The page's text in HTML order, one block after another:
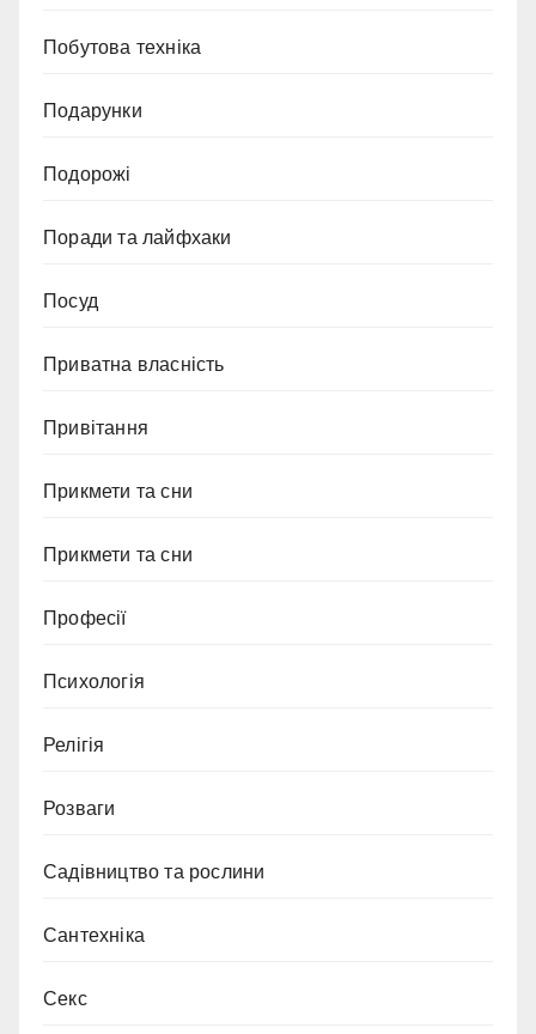
Побутова техніка
Подарунки
Подорожі
Поради та лайфхаки
Посуд
Приватна власність
Привітання
Прикмети та сни
Прикмети та сни
Професії
Психологія
Релігія
Розваги
Садівництво та рослини
Сантехніка
Секс